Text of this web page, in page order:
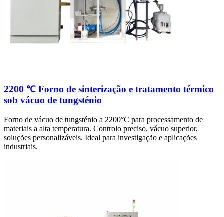
2200 ℃ Forno de sinterização e tratamento térmico
sob vácuo de tungsténio
Forno de vácuo de tungsténio a 2200°C para processamento de
materiais a alta temperatura. Controlo preciso, vácuo superior,
soluções personalizáveis. Ideal para investigação e aplicações
industriais.